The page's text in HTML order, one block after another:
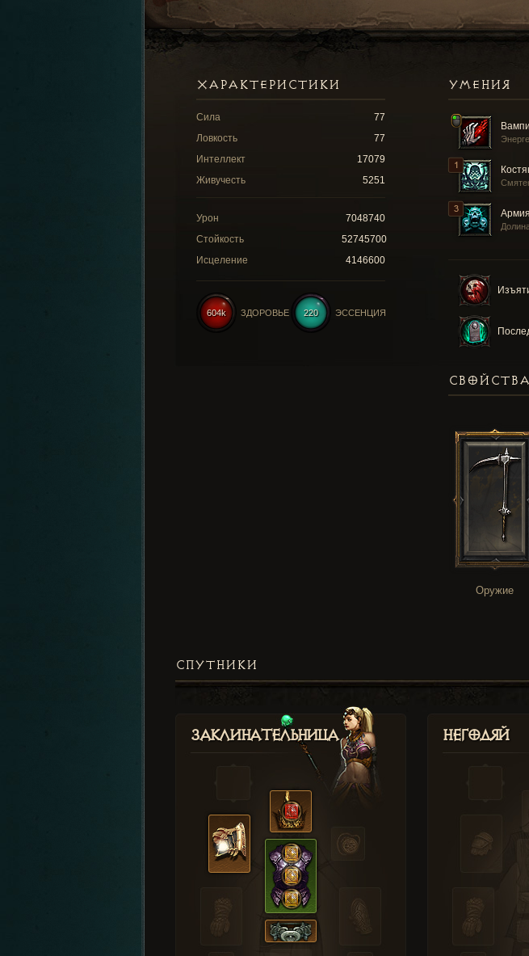
УМЕНИЯ
ХАРАКТЕРИСТИКИ
Сила
77
Ловкость
77
Интеллект
17079
Живучесть
5251
Урон
7048740
Стойкость
52745700
Исцеление
4146600
220 ЭССЕНЦИЯ
604k ЗДОРОВЬЕ
Оружие
СПУТНИКИ
Заклинательница Негодяй